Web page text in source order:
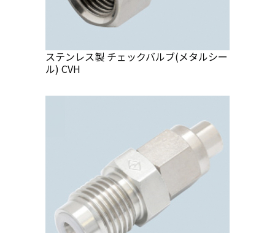
ステンレス製 チェックバルブ(メタルシー
ル) CVH